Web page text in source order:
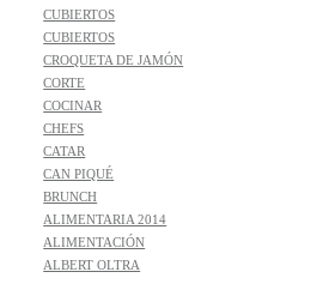
CUBIERTOS
CUBIERTOS
CROQUETA DE JAMÓN
CORTE
COCINAR
CHEFS
CATAR
CAN PIQUÉ
BRUNCH
ALIMENTARIA 2014
ALIMENTACIÓN
ALBERT OLTRA